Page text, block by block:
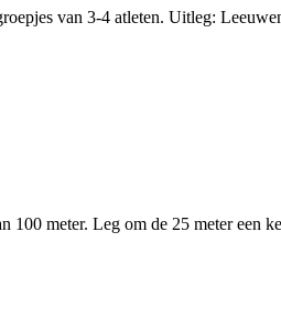
van 3-4 atleten. Uitleg:
meter. Leg om de 25 meter een